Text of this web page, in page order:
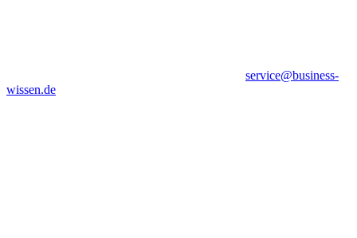
service@business-
wissen.de